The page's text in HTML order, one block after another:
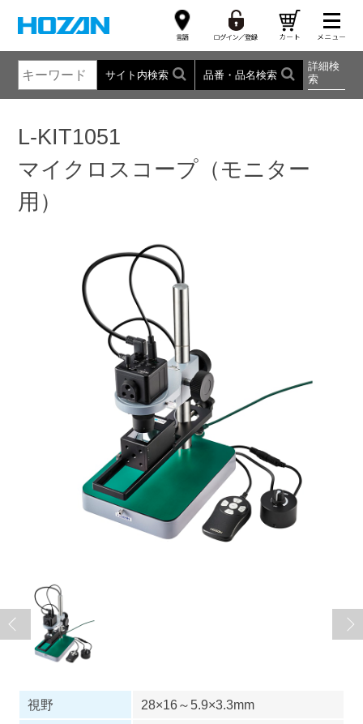
サイト内検索 品番・品名検索
詳細検
索
L-KIT1051
マイクロスコープ（モニター
用）
視野 28×16～5.9×3.3mm